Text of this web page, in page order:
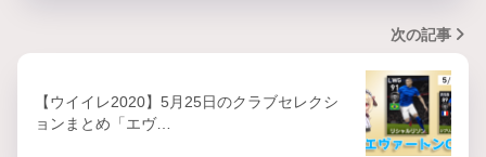
次の記事
【ウイイレ2020】5月25日のクラブセレクシ
ョンまとめ「エヴ…